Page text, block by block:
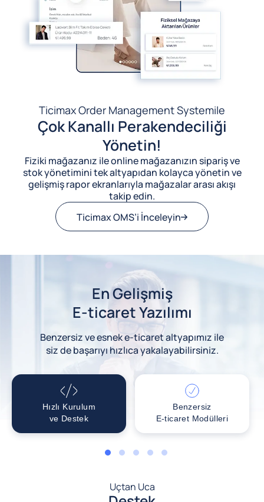
Ticimax Order Management Systemile
Çok Kanallı Perakendeciliği
Yönetin!
Fiziki mağazanız ile online mağazanızın sipariş ve
stok yönetimini tek altyapıdan kolayca yönetin ve
gelişmiş rapor ekranlarıyla mağazalar arası akışı
takip edin.
Ticimax OMS’i İnceleyin
En Gelişmiş
E-ticaret Yazılımı
Benzersiz ve esnek e-ticaret altyapımız ile
siz de başarıyı hızlıca yakalayabilirsiniz.
Hızlı Kurulum
ve Destek
Benzersiz
E-ticaret Modülleri
1 2 3 4 5
Uçtan Uca